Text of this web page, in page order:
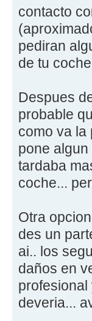
contacto
pediran
de tu
Despues
probable
como va la
pone
tardaba
coche...
Otra
des un
ai.. los
daños en
deveria...